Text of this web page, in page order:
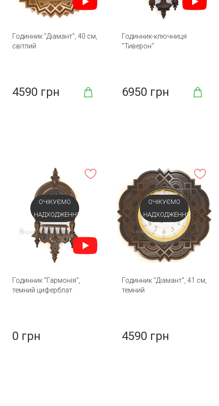
Годинник "Діамант", 40 см,
світлий
4590 грн
Годинник-ключниця
"Тиверон"
6950 грн
ОЧІКУЄМО
НАДХОДЖЕННЯ
Годинник "Гармонія",
темний циферблат
0 грн
ОЧІКУЄМО
НАДХОДЖЕННЯ
Годинник "Діамант", 41 см,
темний
4590 грн